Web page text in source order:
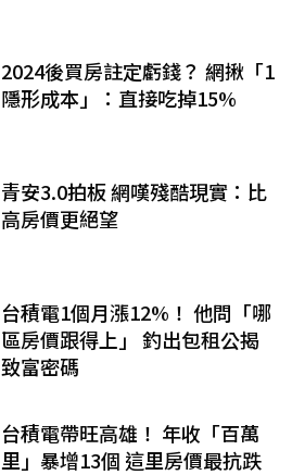
2024後買房註定虧錢？ 網揪「1
隱形成本」：直接吃掉15%
青安3.0拍板 網嘆殘酷現實：比
高房價更絕望
台積電1個月漲12%！ 他問「哪
區房價跟得上」 釣出包租公揭
致富密碼
台積電帶旺高雄！ 年收「百萬
里」暴增13個 這里房價最抗跌